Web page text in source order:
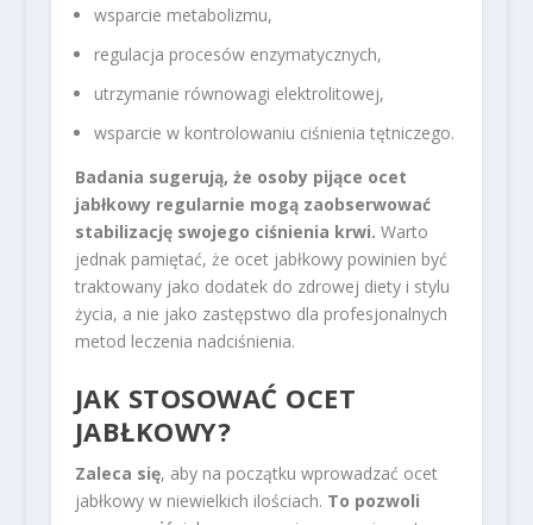
wsparcie metabolizmu,
regulacja procesów enzymatycznych,
utrzymanie równowagi elektrolitowej,
wsparcie w kontrolowaniu ciśnienia tętniczego.
Badania sugerują, że osoby pijące ocet
jabłkowy regularnie mogą zaobserwować
stabilizację swojego ciśnienia krwi. Warto
jednak pamiętać, że ocet jabłkowy powinien być
traktowany jako dodatek do zdrowej diety i stylu
życia, a nie jako zastępstwo dla profesjonalnych
metod leczenia nadciśnienia.
JAK STOSOWAĆ OCET
JABŁKOWY?
Zaleca się, aby na początku wprowadzać ocet
jabłkowy w niewielkich ilościach. To pozwoli